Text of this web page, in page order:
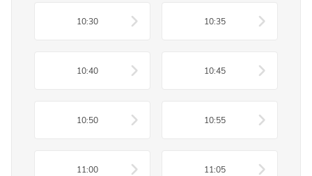
10:30 10:35
10:40 10:45
10:50 10:55
11:00 11:05